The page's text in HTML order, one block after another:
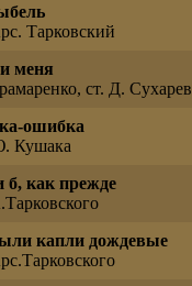
Тарковский
меня
ст. Д. Сухарев
ошибка
Кушака
б, как прежде
капли дождевые